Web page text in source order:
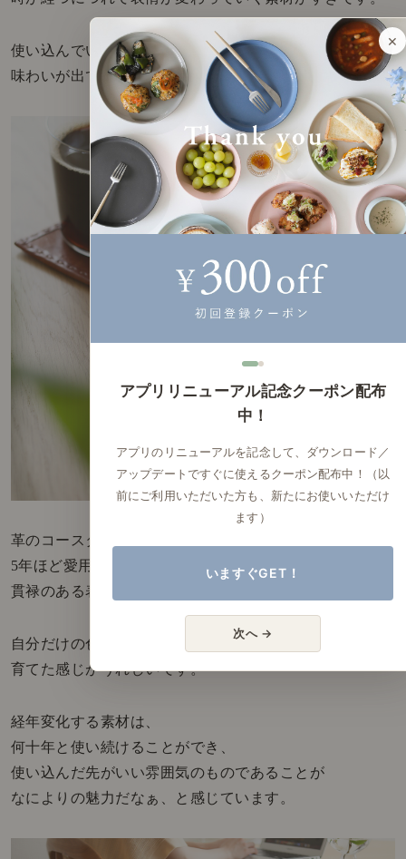
使い込んでいくほどに
味わいが出てくるような素材。
革のコースターや真鍮のカトラリーは
5年ほど愛用して、ずいぶんと
貫禄のある表情になりました。
自分だけの色味になってきて
育てた感じがうれしいです。
経年変化する素材は、
何十年と使い続けることができ、
使い込んだ先がいい雰囲気のものであることが
なによりの魅力だなぁ、と感じています。
×
アプリリニューアル記念クーポン配布
中！
アプリのリニューアルを記念して、ダウンロード／
アップデートですぐに使えるクーポン配布中！（以
前にご利用いただいた方も、新たにお使いいただけ
ます）
いますぐGET！
次へ →